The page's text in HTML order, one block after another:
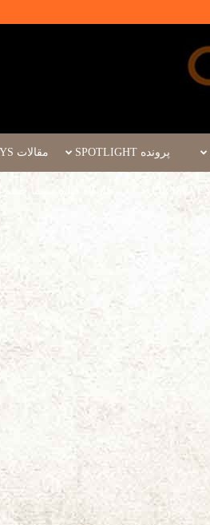
پرونده SPOTLIGHT مقالات ESSAYS
کارگاه فیلم سینما چشم WORKSHOPS/MASTERCLASSES